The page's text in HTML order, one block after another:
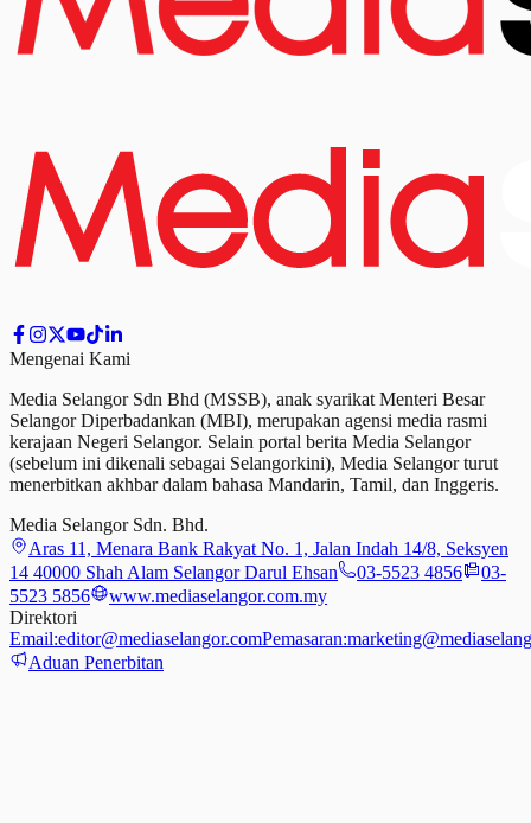
Mengenai Kami
Media Selangor Sdn Bhd (MSSB), anak syarikat Menteri Besar
Selangor Diperbadankan (MBI), merupakan agensi media rasmi
kerajaan Negeri Selangor. Selain portal berita Media Selangor
(sebelum ini dikenali sebagai Selangorkini), Media Selangor turut
menerbitkan akhbar dalam bahasa Mandarin, Tamil, dan Inggeris.
Media Selangor Sdn. Bhd.
Aras 11, Menara Bank Rakyat No. 1, Jalan Indah 14/8, Seksyen
14 40000 Shah Alam Selangor Darul Ehsan
03-5523 4856
03-
5523 5856
www.mediaselangor.com.my
Direktori
Email:editor@mediaselangor.comPemasaran:
Aduan Penerbitan